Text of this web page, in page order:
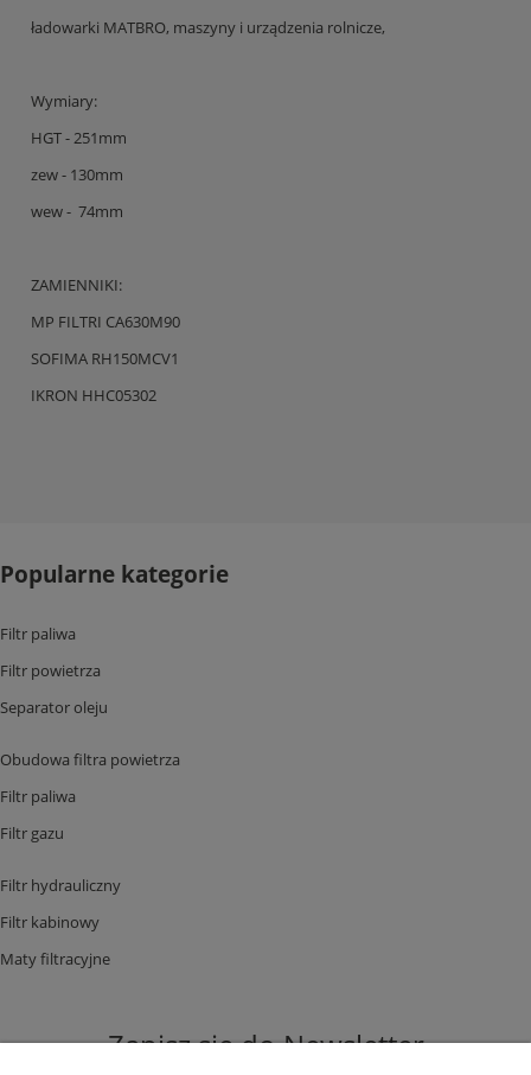
ładowarki MATBRO, maszyny i urządzenia rolnicze,
Wymiary:
HGT - 251mm
zew - 130mm
wew - 74mm
ZAMIENNIKI:
MP FILTRI CA630M90
SOFIMA RH150MCV1
IKRON HHC05302
Popularne kategorie
Filtr paliwa
Filtr powietrza
Separator oleju
Obudowa filtra powietrza
Filtr paliwa
Filtr gazu
Filtr hydrauliczny
Filtr kabinowy
Maty filtracyjne
Zapisz się do Newsletter